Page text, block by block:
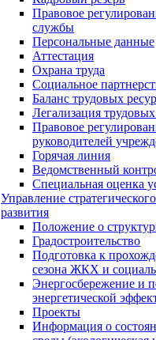
Правовое
службы
Персональные данные
Аттестация
Охрана труда
Социальное
Баланс трудовых
Легализация
Правовое
руководителей
Горячая линия
Ведомственный
Специальная оценка
Управление
развития
Положение о
Градостроительство
Подготовка к
сезона ЖКХ и
Энергосбережение и
энергетической
Проекты
Информация о